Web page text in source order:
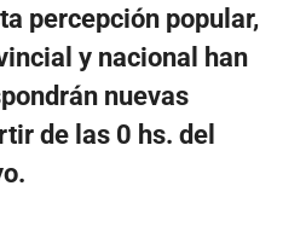
percepción popular,
y nacional han
nuevas
de las 0 hs. del